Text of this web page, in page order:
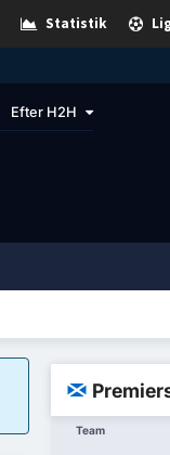
Statistik
Efter H2H
Team